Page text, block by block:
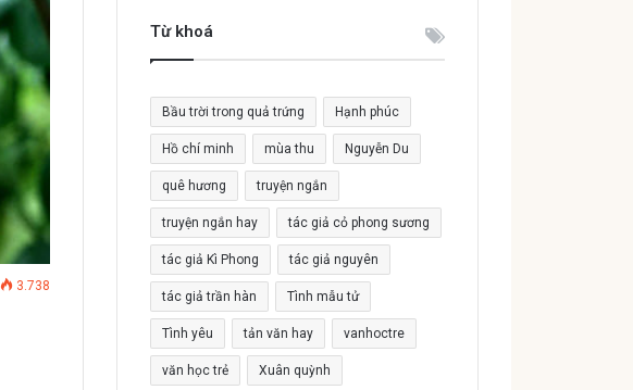
3.738
c
o
:
Từ khoá
Bầu trời trong quả trứng Hạnh phúc
Hồ chí minh mùa thu Nguyễn Du
quê hương truyện ngắn
truyện ngắn hay tác giả cỏ phong sương
tác giả Kì Phong tác giả nguyên
tác giả trần hàn Tình mẫu tử
Tình yêu tản văn hay vanhoctre
văn học trẻ Xuân quỳnh